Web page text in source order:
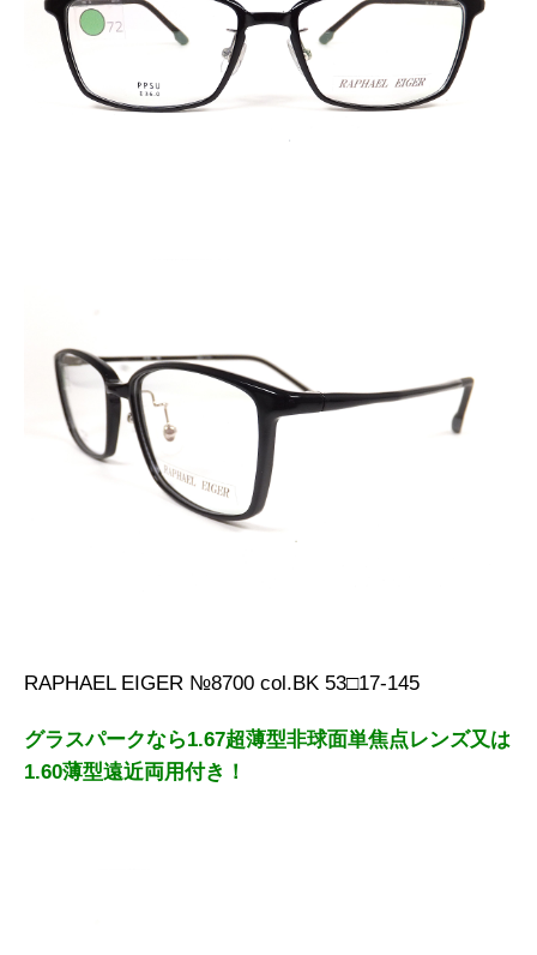
RAPHAEL EIGER №8700 col.BK 53□17-145
グラスパークなら1.67超薄型非球面単焦点レンズ又は
1.60薄型遠近両用付き！